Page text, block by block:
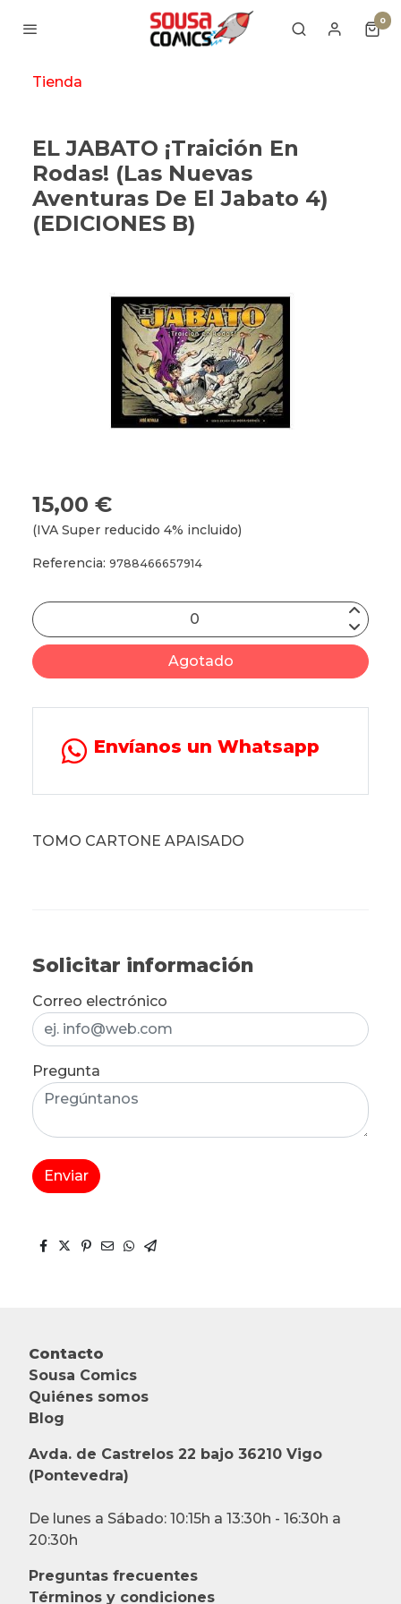
0
Tienda
EL JABATO ¡Traición En
Rodas! (Las Nuevas
Aventuras De El Jabato 4)
(EDICIONES B)
15,00 €
(IVA Super reducido 4% incluido)
Referencia: 9788466657914
Agotado
Envíanos un Whatsapp
TOMO CARTONE APAISADO
Solicitar información
Correo electrónico
Pregunta
Enviar
Contacto
Sousa Comics
Quiénes somos
Blog
Avda. de Castrelos 22 bajo 36210 Vigo
(Pontevedra)
De lunes a Sábado: 10:15h a 13:30h - 16:30h a
20:30h
Preguntas frecuentes
Términos y condiciones